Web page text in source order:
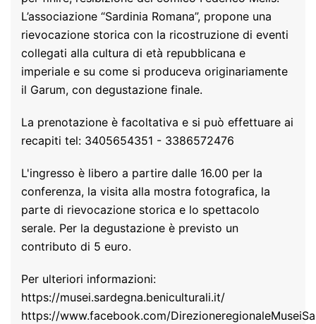
L’associazione “Sardinia Romana”, propone una
rievocazione storica con la ricostruzione di eventi
collegati alla cultura di età repubblicana e
imperiale e su come si produceva originariamente
il Garum, con degustazione finale.
La prenotazione è facoltativa e si può effettuare ai
recapiti tel: 3405654351 - 3386572476
L'ingresso è libero a partire dalle 16.00 per la
conferenza, la visita alla mostra fotografica, la
parte di rievocazione storica e lo spettacolo
serale. Per la degustazione è previsto un
contributo di 5 euro.
Per ulteriori informazioni:
https://musei.sardegna.beniculturali.it/
https://www.facebook.com/